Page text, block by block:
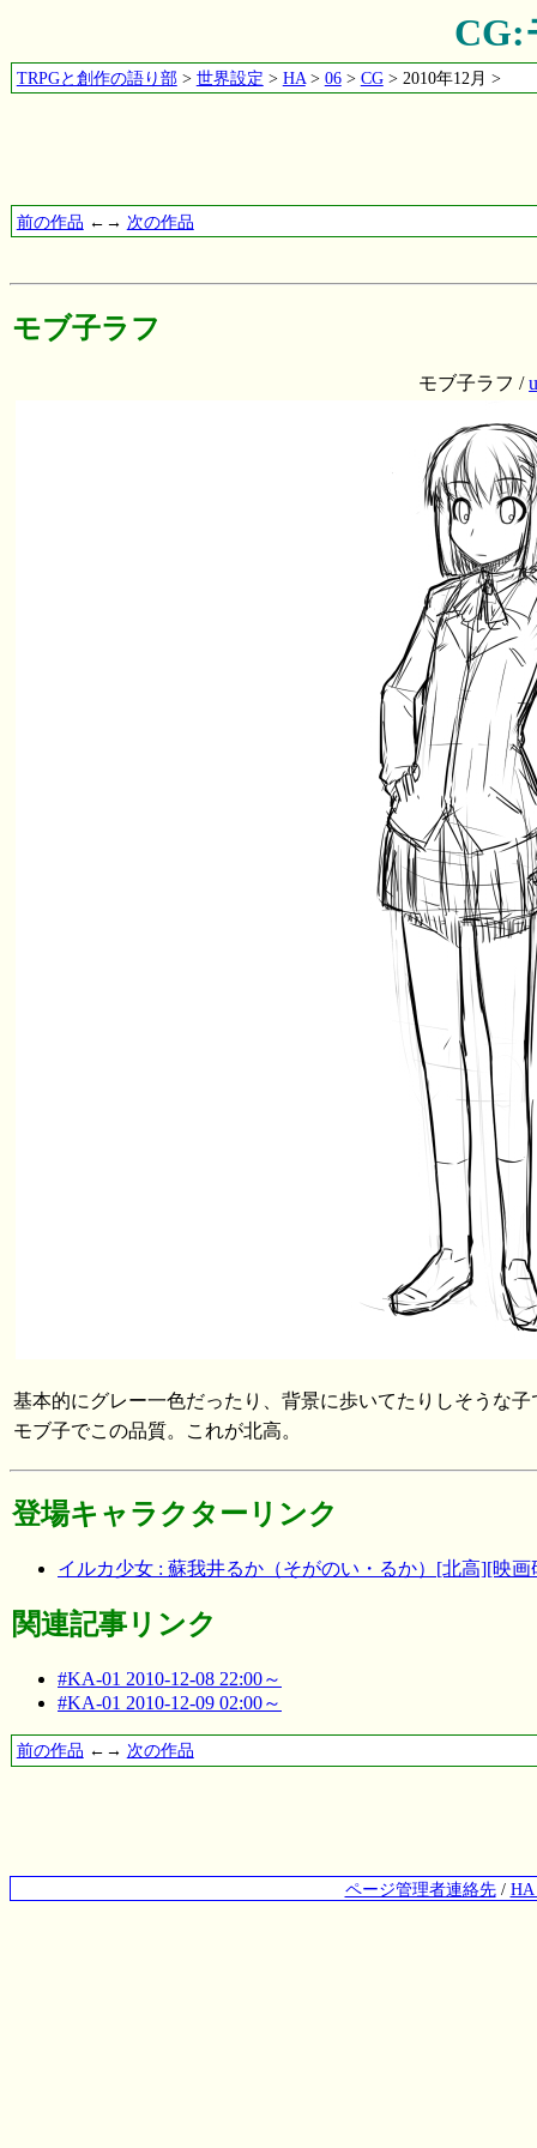
CG:
TRPGと創作の語り部> 世界設定 > HA> 06> CG> 2010年12月 >
前の作品 ←→ 次の作品
モブ子ラフ
モブ子ラフ /
基本的にグレー一色だったり、背景に歩いてたりしそうな子
モブ子でこの品質。これが北高。
登場キャラクターリンク
イルカ少女 : 蘇我井るか（そがのい・るか）[北高][映
関連記事リンク
#KA-01 2010-12-08 22:00～
#KA-01 2010-12-09 02:00～
前の作品 ←→ 次の作品
ページ管理者連絡先/ HA